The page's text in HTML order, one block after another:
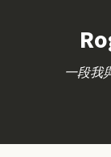
一段我